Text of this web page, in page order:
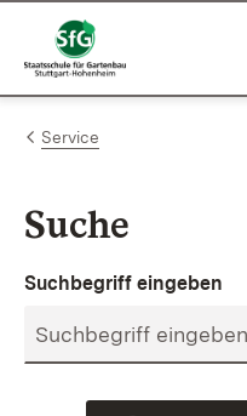
Zum Inhalt springen
Link zur Startseite
Service
Suche
Suchbegriff eingeben